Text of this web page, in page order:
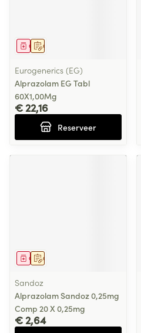
Op voorschrift
Geneesmiddel
Eurogenerics (EG)
Alprazolam EG Tabl
60X1,00Mg
€ 22,16
Reserveer
Op voorschrift
Geneesmiddel
Sandoz
Alprazolam Sandoz 0,25mg
Comp 20 X 0,25mg
€ 2,64